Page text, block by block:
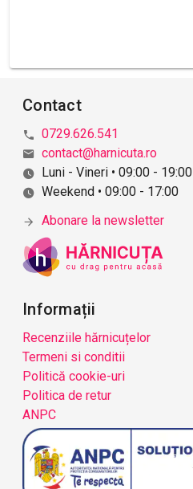
Contact
0729.626.541
contact@harnicuta.ro
Luni - Vineri • 09:00 - 19:00
Weekend • 09:00 - 17:00
Abonare la newsletter
Informații
Recenziile hărnicuțelor
Termeni si conditii
Politică cookie-uri
Politica de retur
ANPC